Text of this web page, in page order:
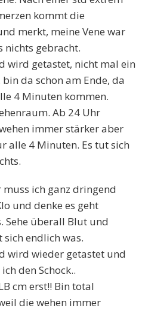
kommt die
merkt, meine Vene war
nichts gebracht.
wird getastet, nicht mal ein
da schon am Ende, da
4 Minuten kommen.
Ab 24 Uhr
immer stärker aber
alle 4 Minuten. Es tut sich
muss ich ganz dringend
und denke es geht
Sehe überall Blut und
sich endlich was.
wird wieder getastet und
den Schock..
cm erst!! Bin total
die wehen immer